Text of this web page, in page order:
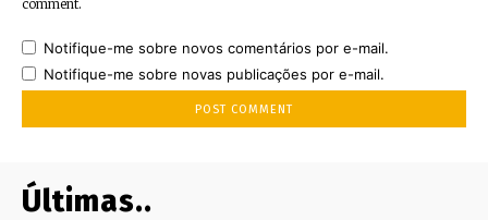
comment.
Notifique-me sobre novos comentários por e-mail.
Notifique-me sobre novas publicações por e-mail.
Últimas..